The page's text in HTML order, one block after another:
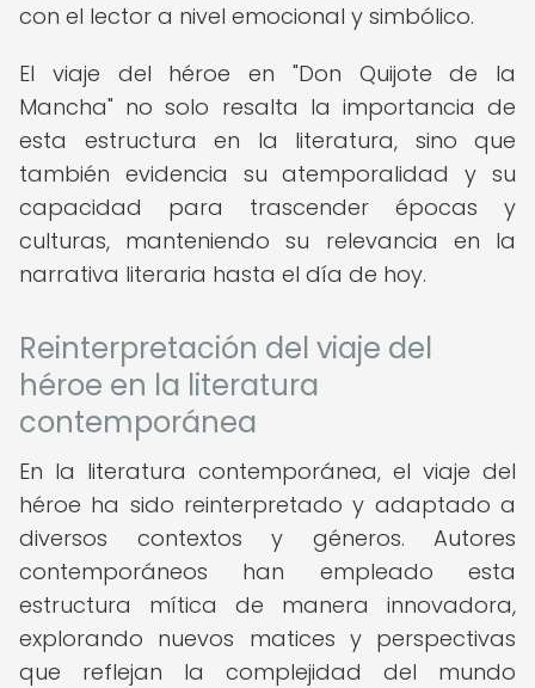
con el lector a nivel emocional y simbólico.
El viaje del héroe en "Don Quijote de la
Mancha" no solo resalta la importancia de
esta estructura en la literatura, sino que
también evidencia su atemporalidad y su
capacidad para trascender épocas y
culturas, manteniendo su relevancia en la
narrativa literaria hasta el día de hoy.
Reinterpretación del viaje del
héroe en la literatura
contemporánea
En la literatura contemporánea, el viaje del
héroe ha sido reinterpretado y adaptado a
diversos contextos y géneros. Autores
contemporáneos han empleado esta
estructura mítica de manera innovadora,
explorando nuevos matices y perspectivas
que reflejan la complejidad del mundo